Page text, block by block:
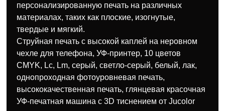
персонализированную печать на различных
материалах, таких как плоские, изогнутые,
твердые и мягкий.
Струйная печать с высокой каплей на неровном
чехле для телефона, УФ-принтер, 10 цветов
CMYK, Lc, Lm, серый, светло-серый, белый, лак,
однопроходная фотоуровневая печать,
высококачественная печать, глянцевая красочная
УФ-печатная машина с 3D тиснением от Jucolor